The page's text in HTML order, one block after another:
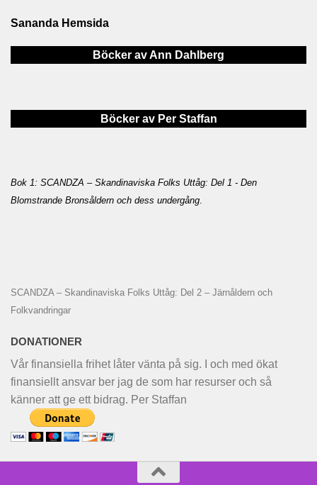
Sananda Hemsida
Böcker av Ann Dahlberg
Böcker av Per Staffan
Bok 1: SCANDZA – Skandinaviska Folks Uttåg: Del 1 - Den
Blomstrande Bronsåldern och dess undergång.
SCANDZA – Skandinaviska Folks Uttåg: Del 2 – Järnåldern och
Folkvandringar
DONATIONER
Vår finansiella frihet låter vänta på sig. I och med ökat
finansiellt ansvar ber jag de som har resurser och så
känner att ge ett bidrag. Per Staffan